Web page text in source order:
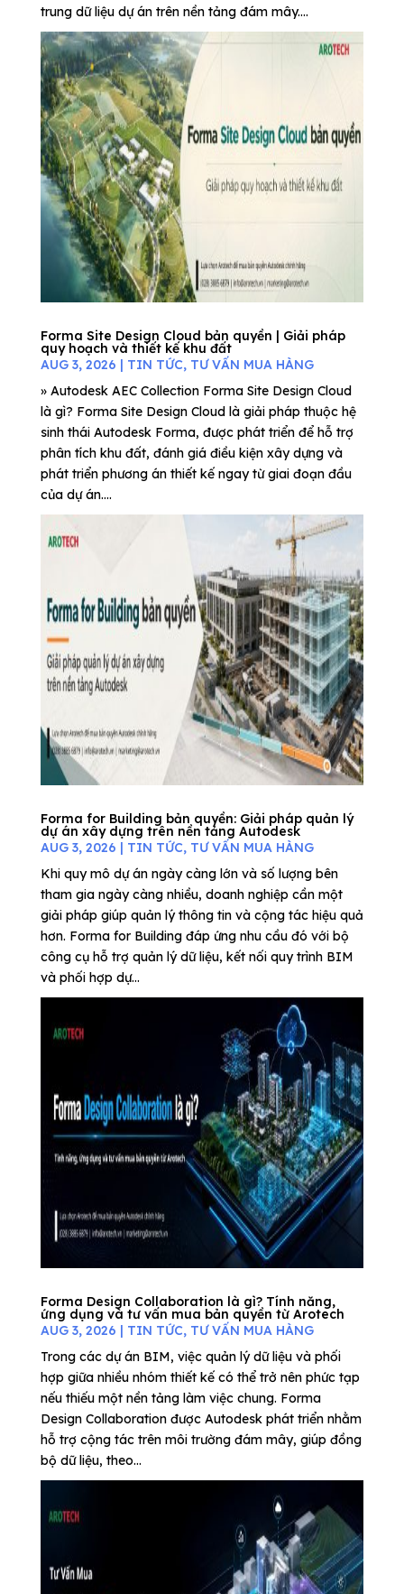
trung dữ liệu dự án trên nền tảng đám mây....
Forma Site Design Cloud bản quyền | Giải pháp
quy hoạch và thiết kế khu đất
AUG 3, 2026 | TIN TỨC, TƯ VẤN MUA HÀNG
» Autodesk AEC Collection Forma Site Design Cloud
là gì? Forma Site Design Cloud là giải pháp thuộc hệ
sinh thái Autodesk Forma, được phát triển để hỗ trợ
phân tích khu đất, đánh giá điều kiện xây dựng và
phát triển phương án thiết kế ngay từ giai đoạn đầu
của dự án....
Forma for Building bản quyền: Giải pháp quản lý
dự án xây dựng trên nền tảng Autodesk
AUG 3, 2026 | TIN TỨC, TƯ VẤN MUA HÀNG
Khi quy mô dự án ngày càng lớn và số lượng bên
tham gia ngày càng nhiều, doanh nghiệp cần một
giải pháp giúp quản lý thông tin và cộng tác hiệu quả
hơn. Forma for Building đáp ứng nhu cầu đó với bộ
công cụ hỗ trợ quản lý dữ liệu, kết nối quy trình BIM
và phối hợp dự...
Forma Design Collaboration là gì? Tính năng,
ứng dụng và tư vấn mua bản quyền từ Arotech
AUG 3, 2026 | TIN TỨC, TƯ VẤN MUA HÀNG
Trong các dự án BIM, việc quản lý dữ liệu và phối
hợp giữa nhiều nhóm thiết kế có thể trở nên phức tạp
nếu thiếu một nền tảng làm việc chung. Forma
Design Collaboration được Autodesk phát triển nhằm
hỗ trợ cộng tác trên môi trường đám mây, giúp đồng
bộ dữ liệu, theo...